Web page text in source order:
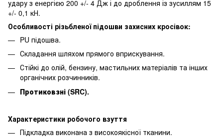
удару з енергією 200 +/- 4 Дж і до дроблення із зусиллям 15
+/- 0,1 кН.
Особливості різьбленої підошви захисних кросівок:
PU підошва.
Складання шляхом прямого вприскування.
Стійкі до олій, бензину, мастильних матеріалів та інших
органічних розчинників.
Протиковзні (SRC).
Характеристики робочого взуття
Підкладка виконана з високоякісної тканини.